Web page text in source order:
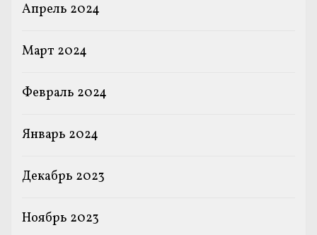
Апрель 2024
Март 2024
Февраль 2024
Январь 2024
Декабрь 2023
Ноябрь 2023